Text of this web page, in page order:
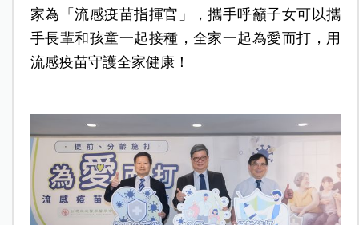
家為「流感疫苗指揮官」，攜手呼籲子女可以攜
手長輩和孩童一起接種，全家一起為愛而打，用
流感疫苗守護全家健康！